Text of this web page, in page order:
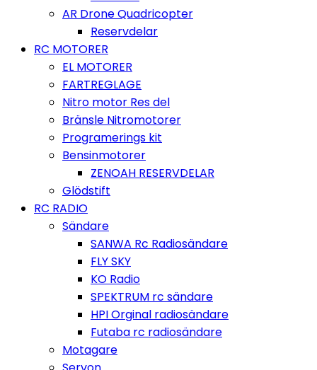
AR Drone Quadricopter
Reservdelar
RC MOTORER
EL MOTORER
FARTREGLAGE
Nitro motor Res del
Bränsle Nitromotorer
Programerings kit
Bensinmotorer
ZENOAH RESERVDELAR
Glödstift
RC RADIO
Sändare
SANWA Rc Radiosändare
FLY SKY
KO Radio
SPEKTRUM rc sändare
HPI Orginal radiosändare
Futaba rc radiosändare
Motagare